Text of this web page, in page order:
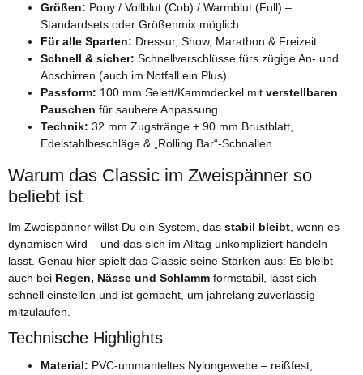
Größen: Pony / Vollblut (Cob) / Warmblut (Full) –
Standardsets oder Größenmix möglich
Für alle Sparten: Dressur, Show, Marathon & Freizeit
Schnell & sicher: Schnellverschlüsse fürs zügige An- und
Abschirren (auch im Notfall ein Plus)
Passform: 100 mm Selett/Kammdeckel mit verstellbaren
Pauschen für saubere Anpassung
Technik: 32 mm Zugstränge + 90 mm Brustblatt,
Edelstahlbeschläge & „Rolling Bar“-Schnallen
Warum das Classic im Zweispänner so
beliebt ist
Im Zweispänner willst Du ein System, das stabil bleibt , wenn es
dynamisch wird – und das sich im Alltag unkompliziert handeln
lässt. Genau hier spielt das Classic seine Stärken aus: Es bleibt
auch bei Regen, Nässe und Schlamm formstabil, lässt sich
schnell einstellen und ist gemacht, um jahrelang zuverlässig
mitzulaufen.
Technische Highlights
Material: PVC-ummanteltes Nylongewebe – reißfest,